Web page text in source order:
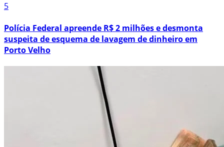
5
Polícia Federal apreende R$ 2 milhões e desmonta
suspeita de esquema de lavagem de dinheiro em
Porto Velho